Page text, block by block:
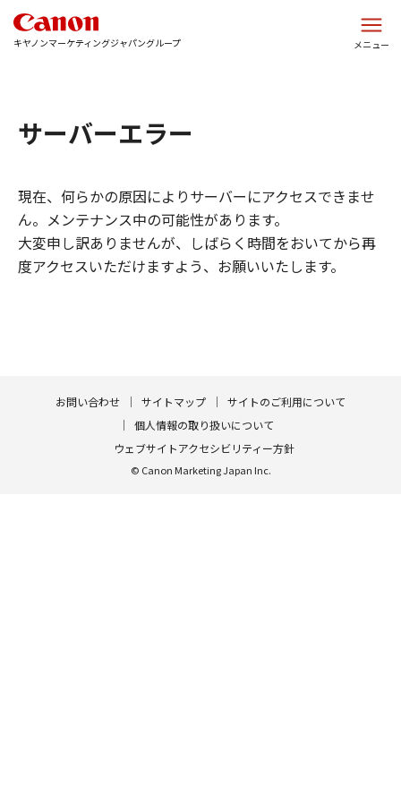
キヤノンマーケティングジャパングループ メニュー
サーバーエラー
現在、何らかの原因によりサーバーにアクセスできませ
ん。メンテナンス中の可能性があります。
大変申し訳ありませんが、しばらく時間をおいてから再
度アクセスいただけますよう、お願いいたします。
お問い合わせ サイトマップ
サイトのご利用について
個人情報の取り扱いについて
ウェブサイトアクセシビリティー方針
© Canon Marketing Japan Inc.